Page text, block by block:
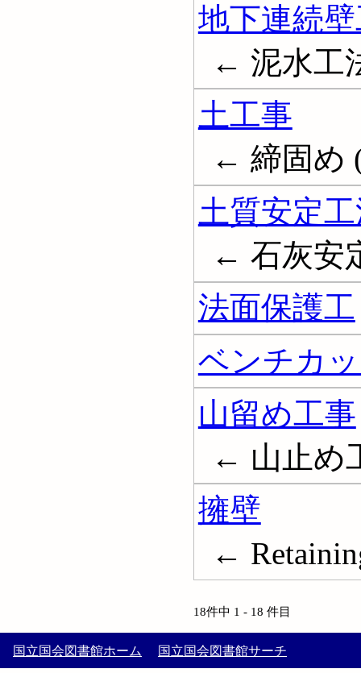
地下連続
← 泥水工
土工事
← 締固め
土質安定
← 石灰安
法面保護工
ベンチカ
山留め工事
← 山止め
擁壁
←
18件中 1 - 18 件目
国立国会図書館ホーム 国立国会図書館サーチ